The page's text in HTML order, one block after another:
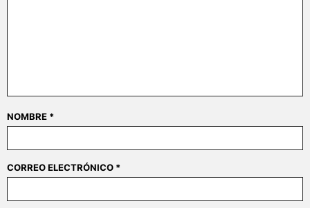
NOMBRE *
CORREO ELECTRÓNICO *